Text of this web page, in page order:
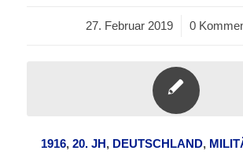
27. Februar 2019
/ 0
1916, 20. JH, DEUTSCHLAND,